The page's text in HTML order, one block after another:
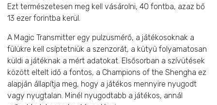
Ezt természetesen meg kell vásárolni, 40 fontba, azaz bő
13 ezer forintba kerül.
A Magic Transmitter egy pulzusmérő, a játékosoknak a
fülükre kell csíptetniük a szenzorát, a kütyü folyamatosan
küldi a játéknak a mért adatokat. Elsősorban a szívütések
között eltelt idő a fontos, a Champions of the Shengha ez
alapján állapítja meg, hogy a játékos mennyire nyugodt
vagy nyugtalan. Minél nyugodtabb a játékos, annál